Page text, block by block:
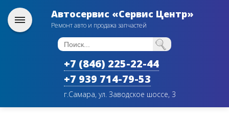
Автосервис «Сервис Центр»
Ремонт авто и продажа запчастей
+7 (846) 225-22-44
+7 939 714-79-53
г.Самара, ул. Заводское шоссе, 3